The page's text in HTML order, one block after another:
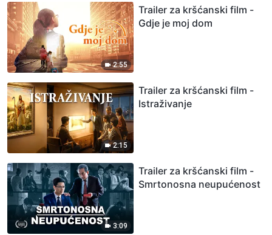
2:55
Trailer za kršćanski film -
Gdje je moj dom
2:15
Trailer za kršćanski film -
Istraživanje
3:09
Trailer za kršćanski film -
Smrtonosna neupućenost